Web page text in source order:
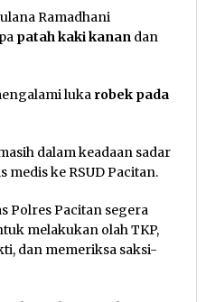
Ramadhani
patah kaki kanan dan
luka robek pada
dalam keadaan sadar
medis ke RSUD Pacitan.
Polres Pacitan segera
melakukan olah TKP,
dan memeriksa saksi-